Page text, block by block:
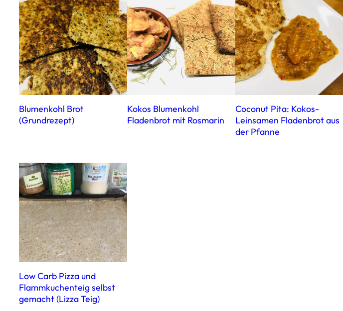
Blumenkohl Brot
(Grundrezept)
Kokos Blumenkohl
Fladenbrot mit Rosmarin
Coconut Pita: Kokos-
Leinsamen Fladenbrot aus
der Pfanne
Low Carb Pizza und
Flammkuchenteig selbst
gemacht (Lizza Teig)